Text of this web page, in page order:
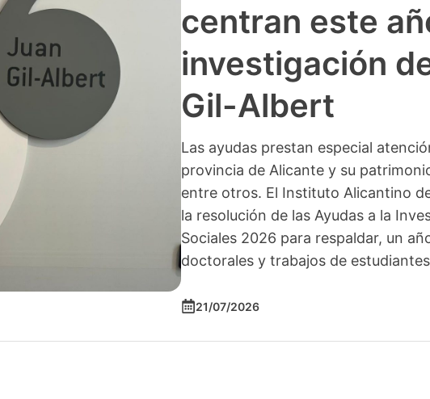
centran este
investigación
Gil-Albert
Las ayudas prestan especial
provincia de Alicante y su
entre otros. El Instituto Alicantino
la resolución de las Ayudas a la
Sociales 2026 para respaldar, un
doctorales y trabajos de estudiantes
21/07/2026